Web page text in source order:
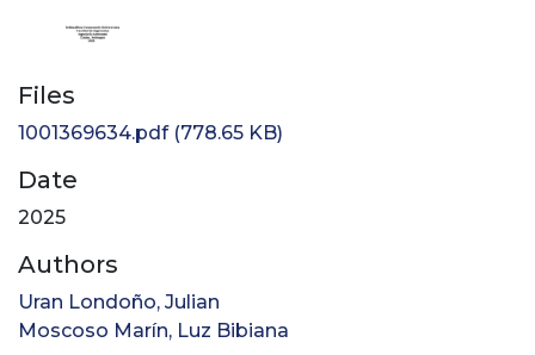
Files
1001369634.pdf(778.65 KB)
Date
2025
Authors
Uran Londoño, Julian
Moscoso Marín, Luz Bibiana